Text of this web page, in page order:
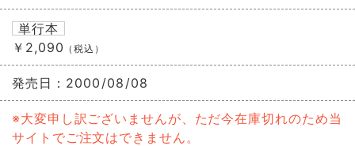
単行本
￥2,090 （税込）
発売日： 2000/08/08
※大変申し訳ございませんが、ただ今在庫切れのため当
サイトでご注文はできません。